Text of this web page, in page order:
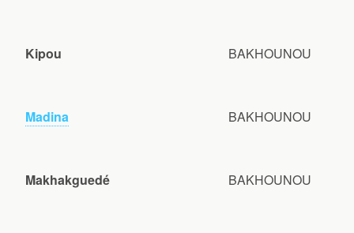
Kipou BAKHOUNOU
Madina BAKHOUNOU
Makhakguedé BAKHOUNOU